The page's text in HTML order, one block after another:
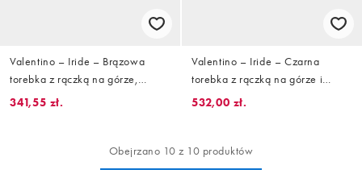
Valentino – Iride – Brązowa
torebka z rączką na górze,
odpinanym paskiem crossbody i
341,55 zł.
Valentino – Iride – Czarna
torebka z rączką na górze i
odpinanym paskiem crossbody
532,00 zł.
Obejrzano 10 z 10 produktów